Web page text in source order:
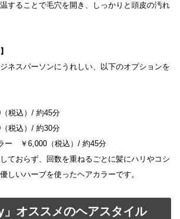
することで毛穴を開き、しっかりと頭皮の汚れ
ネスパーソンにうれしい、以下のオプションを
税込）/ 約45分
税込）/ 約30分
ー ￥6,000（税込）/ 約45分
ておらず、回数を重ねるごとに髪にハリやコシ
しいハーブを使ったヘアカラーです。
」オススメのヘアスタイル